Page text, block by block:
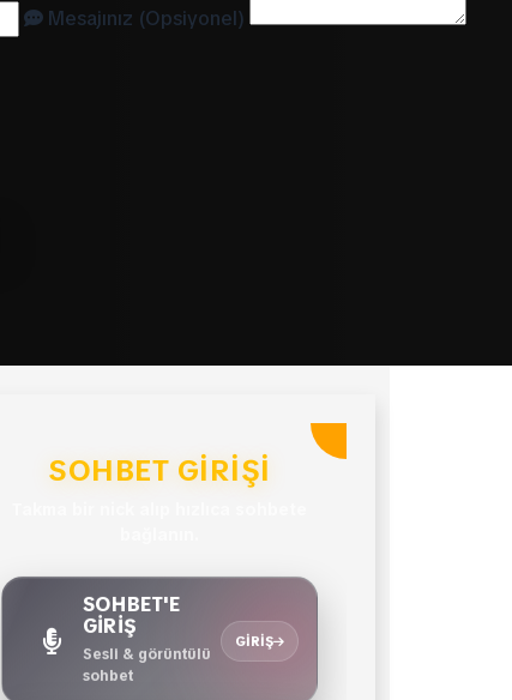
Mesajınız (Opsiyonel)
SOHBET GIRIŞI
SOHBET'E
GİRİŞ
Sesli & görüntülü
sohbet
GIRIŞ